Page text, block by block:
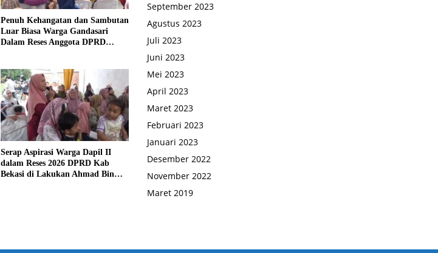
Penuh Kehangatan dan Sambutan
Luar Biasa Warga Gandasari
Dalam Reses Anggota DPRD
Serap Aspirasi Warga Dapil II
dalam Reses 2026 DPRD Kab
Bekasi di Lakukan Ahmad Bin
September 2023
Agustus 2023
Juli 2023
Juni 2023
Mei 2023
April 2023
Maret 2023
Februari 2023
Januari 2023
Desember 2022
November 2022
Maret 2019